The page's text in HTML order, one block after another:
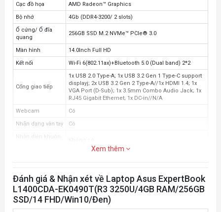
Cạc đồ họa
AMD Radeon™ Graphics
Bộ nhớ
4Gb (DDR4-3200/ 2 slots)
Ổ cứng/ Ổ đĩa
quang
256GB SSD M.2 NVMe™ PCIe® 3.0
Màn hình
14.0Inch Full HD
Kết nối
Wi-Fi 6(802.11ax)+Bluetooth 5.0 (Dual band) 2*2
Cổng giao tiếp
1x USB 2.0 Type-A; 1x USB 3.2 Gen 1 Type-C support
displayj; 2x USB 3.2 Gen 2 Type-A//1x HDMI 1.4; 1x
VGA Port (D-Sub); 1x 3.5mm Combo Audio Jack; 1x
RJ45 Gigabit Ethernet; 1x DC-in//N/A
Webcam
Có
Nhận dạng vân tay
Có
Nhận diện khuôn
Pin
3 cell
Kích thước
32.53 x 23.29 x 1.99 ~ 1.99 cm
Trọng lượng
1.45 kg
Xem thêm
Đánh giá & Nhận xét về Laptop Asus ExpertBook
L1400CDA-EK0490T(R3 3250U/4GB RAM/256GB
SSD/14 FHD/Win10/Đen)